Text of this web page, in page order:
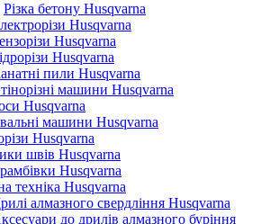
Різка бетону Husqvarna
Husqvarna
Husqvarna
Husqvarna
пили Husqvarna
машини Husqvarna
Husqvarna
машини Husqvarna
Husqvarna
швів Husqvarna
Husqvarna
техніка Husqvarna
алмазного свердління Husqvarna
до дрилів алмазного буріння